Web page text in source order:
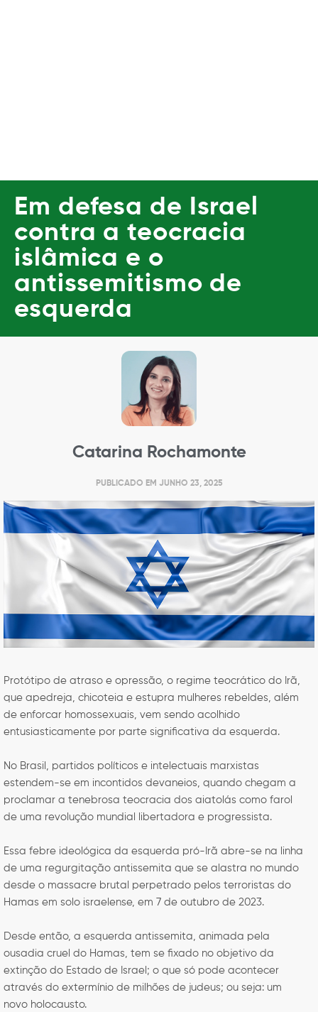
Em defesa de Israel
contra a teocracia
islâmica e o
antissemitismo de
esquerda
Catarina Rochamonte
PUBLICADO EM JUNHO 23, 2025
Protótipo de atraso e opressão, o regime teocrático do Irã,
que apedreja, chicoteia e estupra mulheres rebeldes, além
de enforcar homossexuais, vem sendo acolhido
entusiasticamente por parte significativa da esquerda.
No Brasil, partidos políticos e intelectuais marxistas
estendem-se em incontidos devaneios, quando chegam a
proclamar a tenebrosa teocracia dos aiatolás como farol
de uma revolução mundial libertadora e progressista.
Essa febre ideológica da esquerda pró-Irã abre-se na linha
de uma regurgitação antissemita que se alastra no mundo
desde o massacre brutal perpetrado pelos terroristas do
Hamas em solo israelense, em 7 de outubro de 2023.
Desde então, a esquerda antissemita, animada pela
ousadia cruel do Hamas, tem se fixado no objetivo da
extinção do Estado de Israel; o que só pode acontecer
através do extermínio de milhões de judeus; ou seja: um
novo holocausto.